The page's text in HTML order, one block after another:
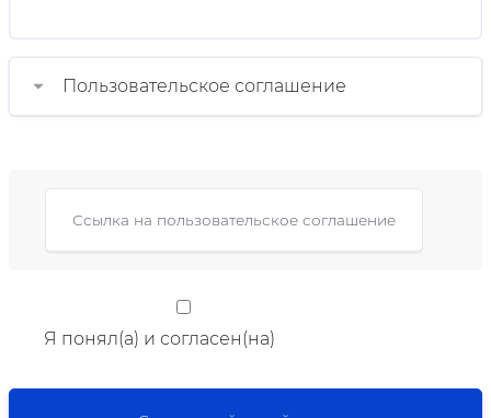
Пользовательское соглашение
Ссылка на пользовательское соглашение
Я понял(а) и согласен(на)